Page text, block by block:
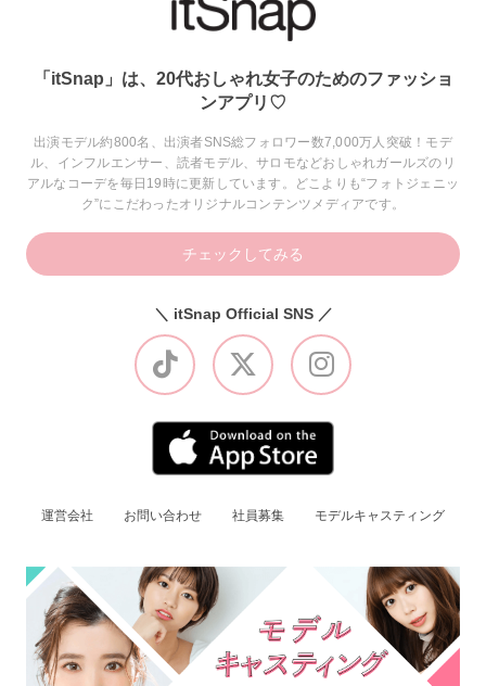
「itSnap」は、20代おしゃれ女子のためのファッショ
ンアプリ♡
出演モデル約800名、出演者SNS総フォロワー数7,000万人突破！モデ
ル、インフルエンサー、読者モデル、サロモなどおしゃれガールズのリ
アルなコーデを毎日19時に更新しています。どこよりも“フォトジェニッ
ク”にこだわったオリジナルコンテンツメディアです。
チェックしてみる
＼ itSnap Official SNS ／
運営会社 お問い合わせ 社員募集 モデルキャスティング